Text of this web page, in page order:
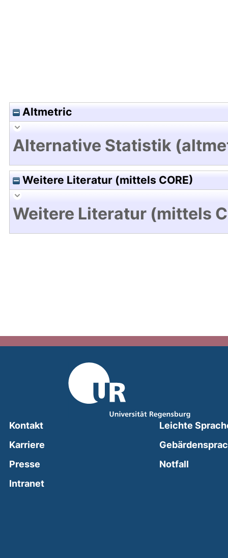
Altmetric
Alternative Statistik
Weitere Literatur (mittels CORE)
Weitere Literatur (mittels
Kontakt
Karriere
Presse
Intranet(external link, opens in a new window)
Leichte
Notfall